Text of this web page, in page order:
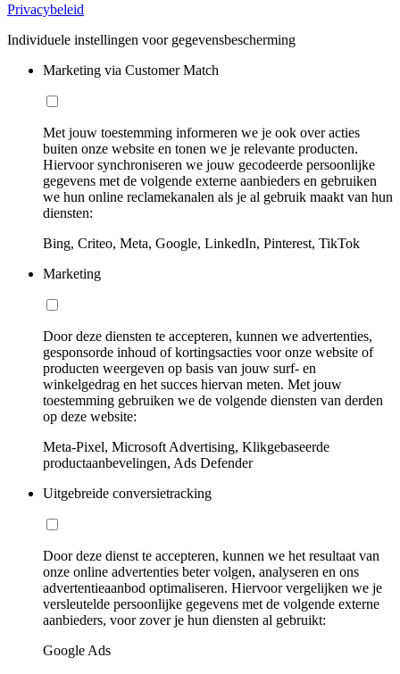
Privacybeleid
Individuele instellingen voor gegevensbescherming
Marketing via Customer Match
Met jouw toestemming informeren we je ook over acties
buiten onze website en tonen we je relevante producten.
Hiervoor synchroniseren we jouw gecodeerde persoonlijke
gegevens met de volgende externe aanbieders en gebruiken
we hun online reclamekanalen als je al gebruik maakt van hun
diensten:
Bing, Criteo, Meta, Google, LinkedIn, Pinterest, TikTok
Marketing
Door deze diensten te accepteren, kunnen we advertenties,
gesponsorde inhoud of kortingsacties voor onze website of
producten weergeven op basis van jouw surf- en
winkelgedrag en het succes hiervan meten. Met jouw
toestemming gebruiken we de volgende diensten van derden
op deze website:
Meta-Pixel, Microsoft Advertising, Klikgebaseerde
productaanbevelingen, Ads Defender
Uitgebreide conversietracking
Door deze dienst te accepteren, kunnen we het resultaat van
onze online advertenties beter volgen, analyseren en ons
advertentieaanbod optimaliseren. Hiervoor vergelijken we je
versleutelde persoonlijke gegevens met de volgende externe
aanbieders, voor zover je hun diensten al gebruikt:
Google Ads